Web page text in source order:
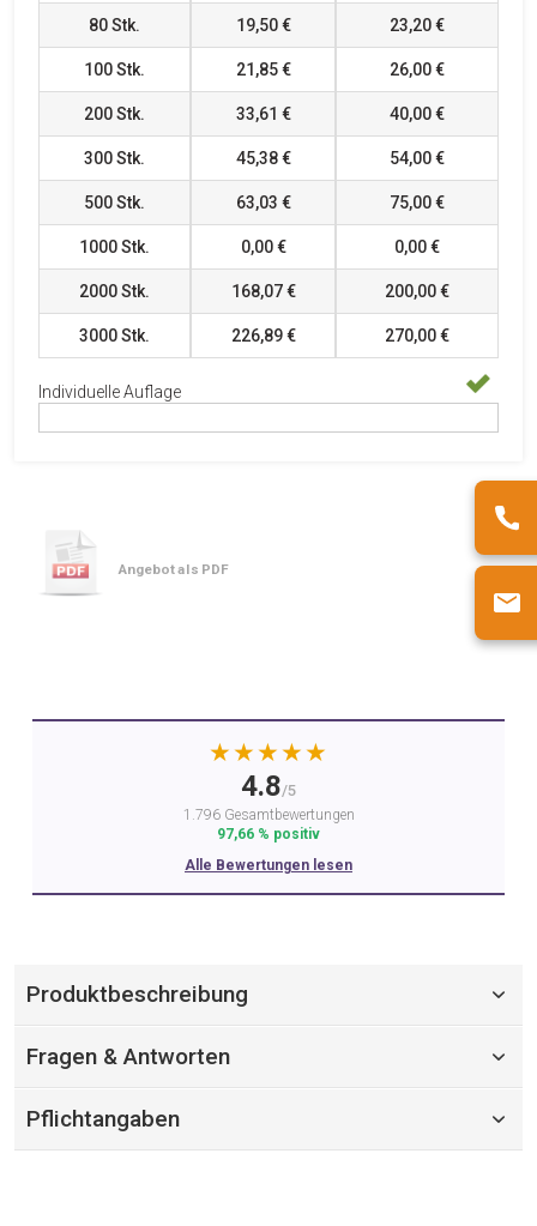
80Stk. 19,50 € 23,20 €
100Stk. 21,85 € 26,00 €
200Stk. 33,61 € 40,00 €
300Stk. 45,38 € 54,00 €
500Stk. 63,03 € 75,00 €
1000Stk. 0,00 € 0,00 €
2000Stk. 168,07 € 200,00 €
3000Stk. 226,89 € 270,00 €
Individuelle Auflage
Angebot als PDF
★★★★★
4.8/5
1.796 Gesamtbewertungen
97,66 % positiv
Alle Bewertungen lesen
Produktbeschreibung
Fragen & Antworten
Pflichtangaben